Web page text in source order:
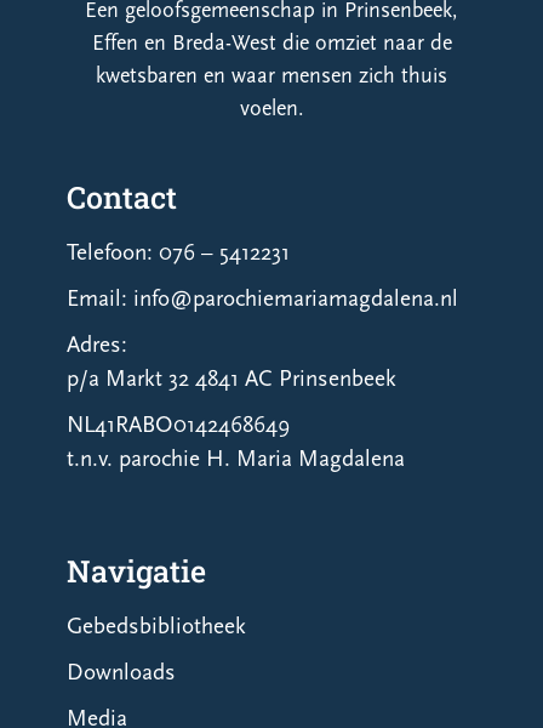
Een geloofsgemeenschap in Prinsenbeek,
Effen en Breda-West die omziet naar de
kwetsbaren en waar mensen zich thuis
voelen.
Contact
Telefoon: 076 – 5412231
Email: info@parochiemariamagdalena.nl
Adres:
p/a Markt 32 4841 AC Prinsenbeek
NL41RABO0142468649
t.n.v. parochie H. Maria Magdalena
Navigatie
Gebedsbibliotheek
Downloads
Media